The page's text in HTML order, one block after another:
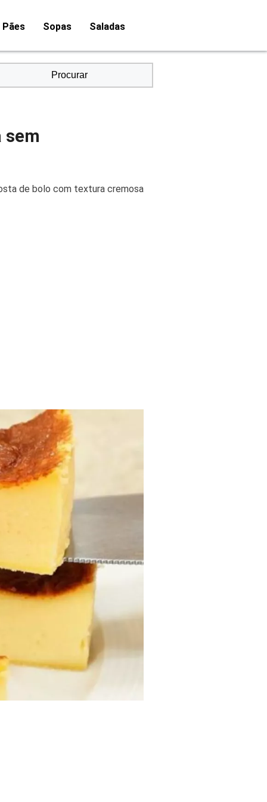
Pães Sopas Saladas
Procurar
sem
de bolo com textura cremosa